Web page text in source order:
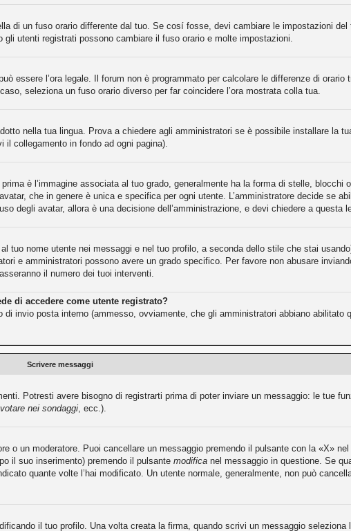
di un fuso orario differente dal tuo. Se cosí fosse, devi cambiare le impostazioni
utenti registrati possono cambiare il fuso orario e molte impostazioni.
essere l’ora legale. Il forum non è programmato per calcolare le differenze di orario
seleziona un fuso orario diverso per far coincidere l’ora mostrata colla tua.
nella tua lingua. Prova a chiedere agli amministratori se è possibile installare la
il collegamento in fondo ad ogni pagina).
è l’immagine associata al tuo grado, generalmente ha la forma di stelle, blocchi
che in genere è unica e specifica per ogni utente. L’amministratore decide se
degli avatar, allora è una decisione dell’amministrazione, e devi chiedere a questa
tuo nome utente nei messaggi e nel tuo profilo, a seconda dello stile che stai
e amministratori possono avere un grado specifico. Per favore non abusare
il numero dei tuoi interventi.
di accedere come utente registrato?
invio posta interno (ammesso, ovviamente, che gli amministratori abbiano abilitato
Scrivere messaggi
Potresti avere bisogno di registrarti prima di poter inviare un messaggio: le tue
nei sondaggi, ecc.).
o un moderatore. Puoi cancellare un messaggio premendo il pulsante con la «X»
il suo inserimento) premendo il pulsantemodifica nel messaggio in questione. Se
quante volte l’hai modificato. Un utente normale, generalmente, non può
il tuo profilo. Una volta creata la firma, quando scrivi un messaggio seleziona